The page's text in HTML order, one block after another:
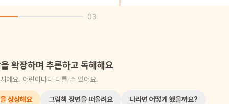
03
확장하며 추론하고 독해해요
에요. 어린이마다 다를 수 있어요.
상상해요 그림책 장면을 떠올려요 나라면 어떻게 했을까요?